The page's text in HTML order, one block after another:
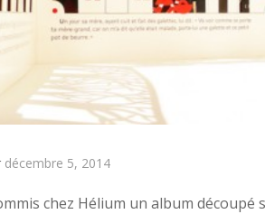
décembre 5, 2014
chez Hélium un album